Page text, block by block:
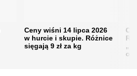
Ceny wiśni 14 lipca 2026
w hurcie i skupie. Różnice
sięgają 9 zł za kg